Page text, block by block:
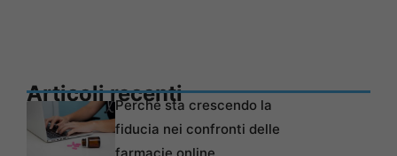
Articoli recentiPerché sta crescendo la
fiducia nei confronti delle
farmacie online